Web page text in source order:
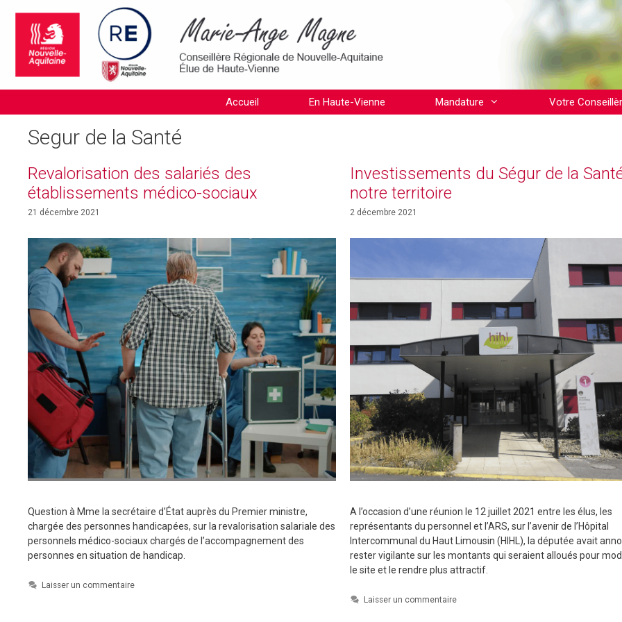
contenu
Accueil En Haute-Vienne Mandature Votre
Segur de la Santé
Revalorisation des salariés des
établissements médico-sociaux
21 décembre 2021
Question à Mme la secrétaire d’État auprès du Premier ministre,
chargée des personnes handicapées, sur la revalorisation salariale des
personnels médico-sociaux chargés de l’accompagnement des
personnes en situation de handicap.
Laisser un commentaire
Investissements du Ségur de la
notre territoire
2 décembre 2021
A l’occasion d’une réunion le 12 juillet 2021 entre les élus, les
représentants du personnel et l’ARS, sur l’avenir de l’Hôpital
Intercommunal du Haut Limousin (HIHL), la députée avait
rester vigilante sur les montants qui seraient alloués pour
le site et le rendre plus attractif.
Laisser un commentaire